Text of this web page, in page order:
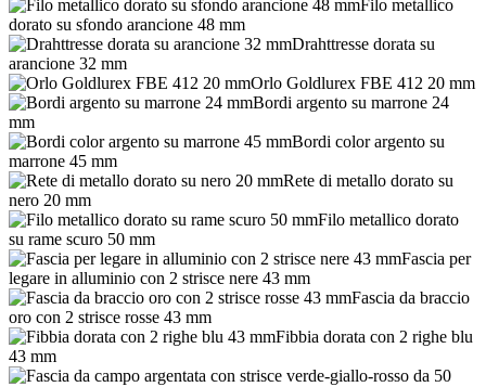
Filo metallico
dorato su sfondo arancione 48 mm
Drahttresse dorata su
arancione 32 mm
Orlo Goldlurex FBE 412 20 mm
Bordi argento su marrone 24
mm
Bordi color argento su
marrone 45 mm
Rete di metallo dorato su
nero 20 mm
Filo metallico dorato
su rame scuro 50 mm
Fascia per
legare in alluminio con 2 strisce nere 43 mm
Fascia da braccio
oro con 2 strisce rosse 43 mm
Fibbia dorata con 2 righe blu
43 mm